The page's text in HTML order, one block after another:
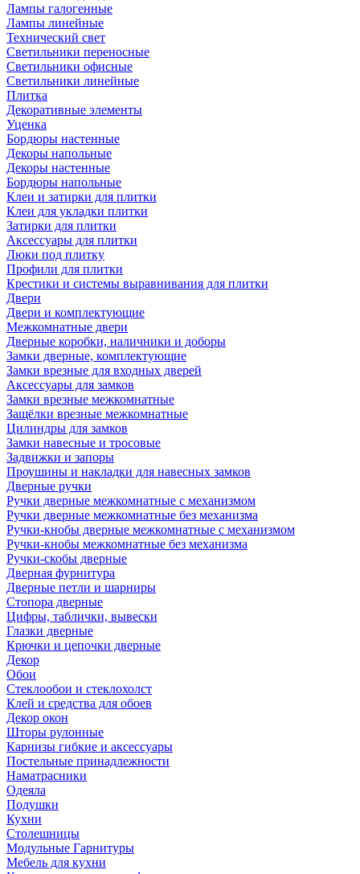
Лампы галогенные
Лампы линейные
Технический свет
Светильники переносные
Светильники офисные
Светильники линейные
Плитка
Декоративные элементы
Уценка
Бордюры настенные
Декоры напольные
Декоры настенные
Бордюры напольные
Клеи и затирки для плитки
Клеи для укладки плитки
Затирки для плитки
Аксессуары для плитки
Люки под плитку
Профили для плитки
Крестики и системы выравнивания для плитки
Двери
Двери и комплектующие
Межкомнатные двери
Дверные коробки, наличники и доборы
Замки дверные, комплектующие
Замки врезные для входных дверей
Аксессуары для замков
Замки врезные межкомнатные
Защёлки врезные межкомнатные
Цилиндры для замков
Замки навесные и тросовые
Задвижки и запоры
Проушины и накладки для навесных замков
Дверные ручки
Ручки дверные межкомнатные с механизмом
Ручки дверные межкомнатные без механизма
Ручки-кнобы дверные межкомнатные с механизмом
Ручки-кнобы межкомнатные без механизма
Ручки-скобы дверные
Дверная фурнитура
Дверные петли и шарниры
Стопора дверные
Цифры, таблички, вывески
Глазки дверные
Крючки и цепочки дверные
Декор
Обои
Стеклообои и стеклохолст
Клей и средства для обоев
Декор окон
Шторы рулонные
Карнизы гибкие и аксессуары
Постельные принадлежности
Наматрасники
Одеяла
Подушки
Кухни
Столешницы
Модульные Гарнитуры
Мебель для кухни